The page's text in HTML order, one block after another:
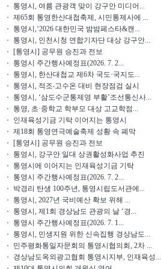
통영시, 여름 관광객 맞이 강구안 미디어...
제65회 통영한산대첩축제, 시민통제사에 ...
통영시,‘2026 대한민국 밤밤페스타&캔...
통영시, 인천시청 연합기자단 대상 강구안...
[통영시] 공무원 승진과 전보
통영시 주간행사예정표(2026. 7. 2...
통영시, 한산대첩교 제6차 국도·국지도...
통영시, 적조‧고수온 대비 현장점검 실시
통영시, ‘삼도수군통제영 부활’조선통신사...
통영, 초·중학교 학부모 대상 고교학점...
인재육성기금 기탁 이어지는 통영시
제18회 통영연극예술축제 성황 속 폐막
[통영시] 공무원 승진과 전보
통영시, 강구안 일대 상권활성화사업 추진
통영시에 이어지는 인재육성기금 기탁
통영시 주간행사예정표(2026. 7. 2...
박경리 탄생 100주년, 통영시립도서관에...
통영시, 2027년 국비예산 확보 위해 ...
통영시, 제1회 경상남도 관광의 날 ‘경...
통영시 주간행사예정표(2026. 7. 1...
통영시, 민생지원 위한 신속집행 경상남도...
민주평화통일자문회의 통영시협의회, 2차 ...
경상남도옥외광고협회 통영시지부, 인재육성...